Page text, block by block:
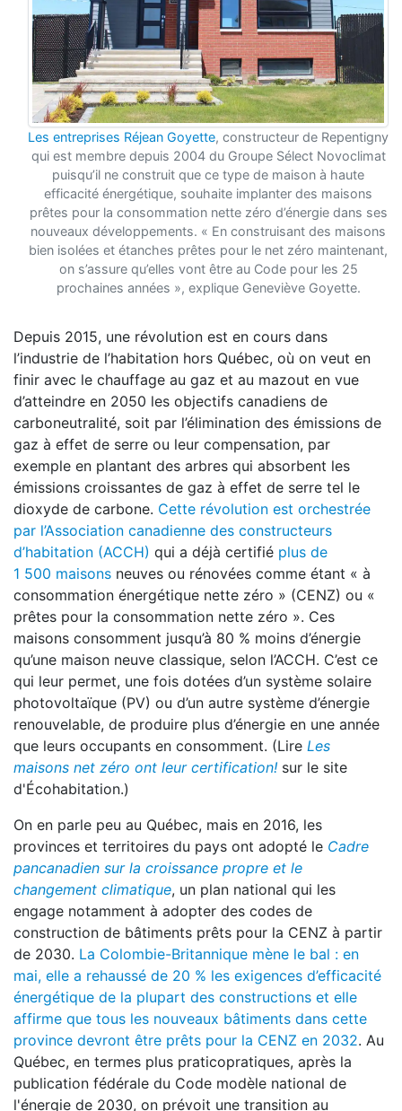
Les entreprises Réjean Goyette, constructeur de Repentigny
qui est membre depuis 2004 du Groupe Sélect Novoclimat
puisqu’il ne construit que ce type de maison à haute
efficacité énergétique, souhaite implanter des maisons
prêtes pour la consommation nette zéro d’énergie dans ses
nouveaux développements. « En construisant des maisons
bien isolées et étanches prêtes pour le net zéro maintenant,
on s’assure qu’elles vont être au Code pour les 25
prochaines années », explique Geneviève Goyette.
Depuis 2015, une révolution est en cours dans
l’industrie de l’habitation hors Québec, où on veut en
finir avec le chauffage au gaz et au mazout en vue
d’atteindre en 2050 les objectifs canadiens de
carboneutralité, soit par l’élimination des émissions de
gaz à effet de serre ou leur compensation, par
exemple en plantant des arbres qui absorbent les
émissions croissantes de gaz à effet de serre tel le
dioxyde de carbone. Cette révolution est orchestrée
par l’Association canadienne des constructeurs
d’habitation (ACCH) qui a déjà certifié plus de
1 500 maisons neuves ou rénovées comme étant « à
consommation énergétique nette zéro » (CENZ) ou «
prêtes pour la consommation nette zéro ». Ces
maisons consomment jusqu’à 80 % moins d’énergie
qu’une maison neuve classique, selon l’ACCH. C’est ce
qui leur permet, une fois dotées d’un système solaire
photovoltaïque (PV) ou d’un autre système d’énergie
renouvelable, de produire plus d’énergie en une année
que leurs occupants en consomment. (Lire Les
maisons net zéro ont leur certification! sur le site
d'Écohabitation.)
On en parle peu au Québec, mais en 2016, les
provinces et territoires du pays ont adopté le Cadre
pancanadien sur la croissance propre et le
changement climatique, un plan national qui les
engage notamment à adopter des codes de
construction de bâtiments prêts pour la CENZ à partir
de 2030. La Colombie-Britannique mène le bal : en
mai, elle a rehaussé de 20 % les exigences d’efficacité
énergétique de la plupart des constructions et elle
affirme que tous les nouveaux bâtiments dans cette
province devront être prêts pour la CENZ en 2032. Au
Québec, en termes plus praticopratiques, après la
publication fédérale du Code modèle national de
l'énergie de 2030, on prévoit une transition au